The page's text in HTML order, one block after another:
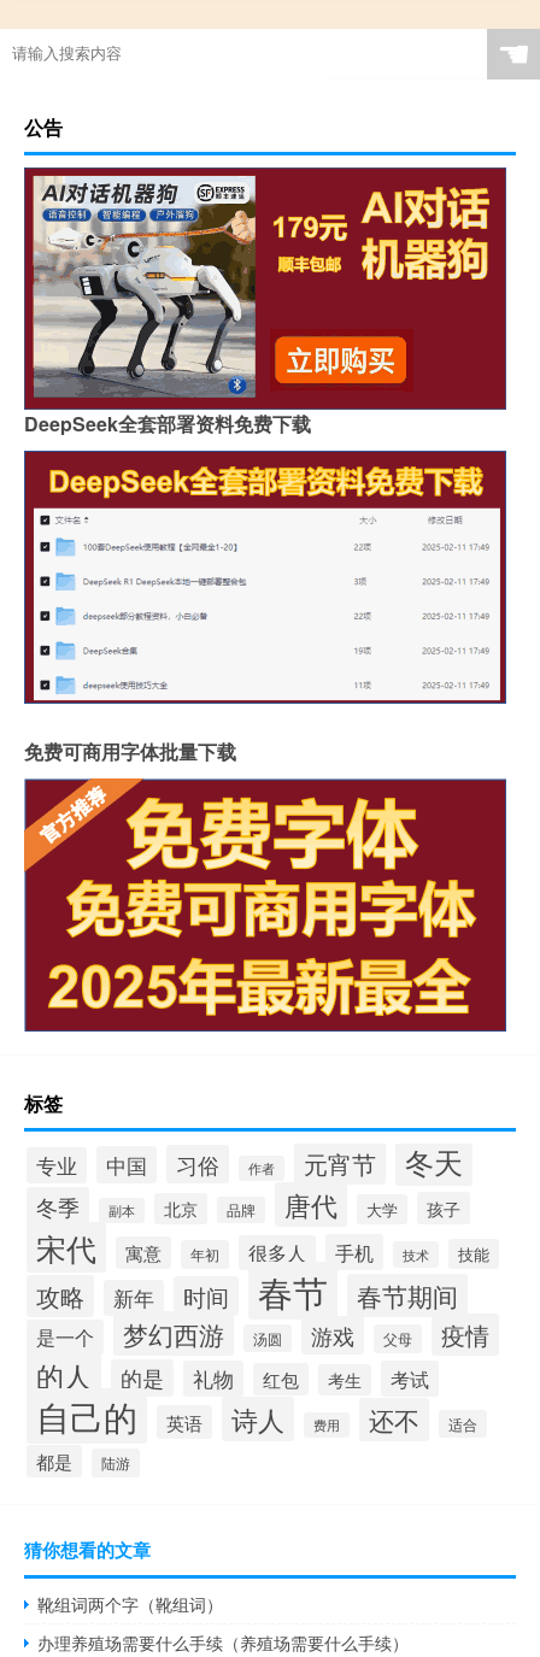
☚
公告
DeepSeek全套部署资料免费下载
免费可商用字体批量下载
标签
专业 中国 习俗 作者 元宵节 冬天
冬季 副本 北京 品牌 唐代 大学 孩子
宋代 寓意 年初 很多人 手机 技术 技能
攻略 新年 时间 春节 春节期间
是一个 梦幻西游 汤圆 游戏 父母 疫情
的人 的是 礼物 红包 考生 考试
自己的 英语 诗人 费用 还不 适合
都是 陆游
猜你想看的文章
靴组词两个字（靴组词）
办理养殖场需要什么手续（养殖场需要什么手续）